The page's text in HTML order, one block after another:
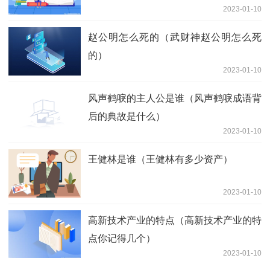
2023-01-10
赵公明怎么死的（武财神赵公明怎么死
的）
2023-01-10
风声鹤唳的主人公是谁（风声鹤唳成语背
后的典故是什么）
2023-01-10
王健林是谁（王健林有多少资产）
2023-01-10
高新技术产业的特点（高新技术产业的特
点你记得几个）
2023-01-10